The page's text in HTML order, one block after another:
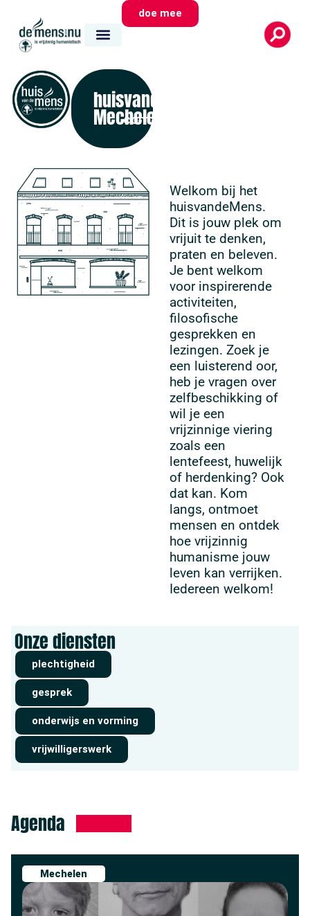
doe mee
huisvandeMens
Mechelen
contact
Welkom bij het
huisvandeMens.
Dit is jouw plek om
vrijuit te denken,
praten en beleven.
Je bent welkom
voor inspirerende
activiteiten,
filosofische
gesprekken en
lezingen. Zoek je
een luisterend oor,
heb je vragen over
zelfbeschikking of
wil je een
vrijzinnige viering
zoals een
lentefeest, huwelijk
of herdenking? Ook
dat kan. Kom
langs, ontmoet
mensen en ontdek
hoe vrijzinnig
humanisme jouw
leven kan verrijken.
Iedereen welkom!
Onze diensten
plechtigheid
gesprek
onderwijs en vorming
vrijwilligerswerk
Agenda
Mechelen